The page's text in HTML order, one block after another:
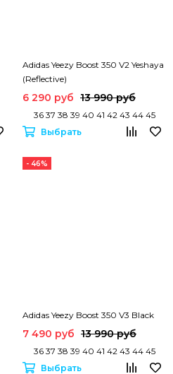
Adidas Yeezy Boost 350 V2 Yeshaya
(Reflective)
6 290 руб 13 990 руб
36 37 38 39 40 41 42 43 44 45
Выбрать
- 46%
Adidas Yeezy Boost 350 V3 Black
7 490 руб 13 990 руб
36 37 38 39 40 41 42 43 44 45
Выбрать